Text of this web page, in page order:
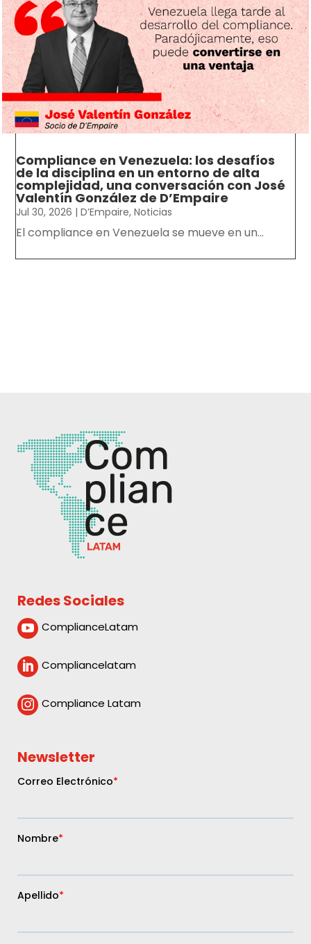
Compliance en Venezuela: los desafíos
de la disciplina en un entorno de alta
complejidad, una conversación con José
Valentín González de D’Empaire
Jul 30, 2026 |D’Empaire,Noticias
El compliance en Venezuela se mueve en un...
Redes Sociales
 ComplianceLatam
 Compliancelatam
 Compliance Latam
Newsletter